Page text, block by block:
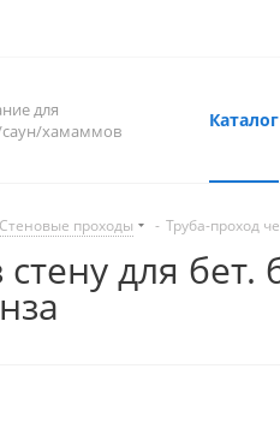
для
саун/хамаммов
Каталог
Стеновые проходы - Труба-проход
для